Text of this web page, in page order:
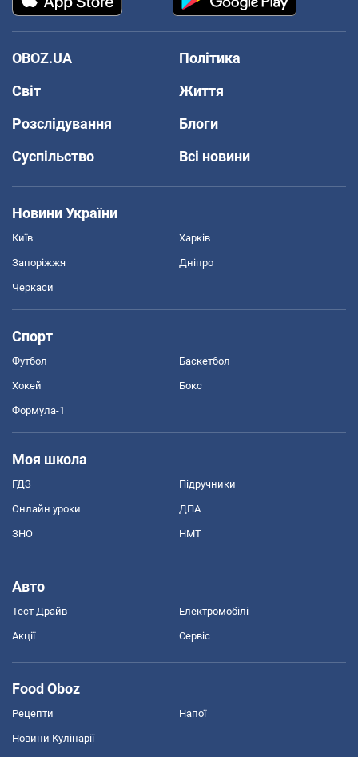
OBOZ.UA
Політика
Світ
Життя
Розслідування
Блоги
Суспільство
Всі новини
Новини України
Київ Харків
Запоріжжя Дніпро
Черкаси
Спорт
Футбол Баскетбол
Хокей Бокс
Формула-1
Моя школа
ГДЗ Підручники
Онлайн уроки ДПА
ЗНО НМТ
Авто
Тест Драйв Електромобілі
Акції Сервіс
Food Oboz
Рецепти Напої
Новини Кулінарії